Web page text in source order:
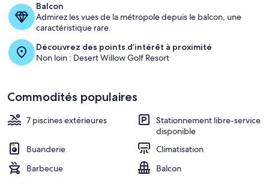
Balcon
Admirez les vues de la métropole depuis le balcon, une
caractéristique rare.
Découvrez des points d’intérêt à proximité
Non loin : Desert Willow Golf Resort
Commodités populaires
7 piscines extérieures
Stationnement libre-service
disponible
Buanderie
Climatisation
Barbecue
Balcon